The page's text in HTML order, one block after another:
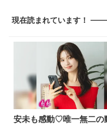
現在読まれています！
安未も感動♡唯一無二の